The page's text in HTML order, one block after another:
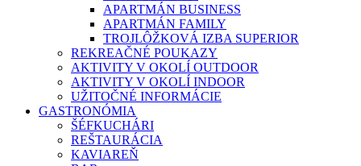
APARTMÁN BUSINESS
APARTMÁN FAMILY
TROJLÔŽKOVÁ IZBA SUPERIOR
REKREAČNÉ POUKAZY
AKTIVITY V OKOLÍ OUTDOOR
AKTIVITY V OKOLÍ INDOOR
UŽITOČNÉ INFORMÁCIE
GASTRONÓMIA
ŠÉFKUCHÁRI
REŠTAURÁCIA
KAVIAREŇ